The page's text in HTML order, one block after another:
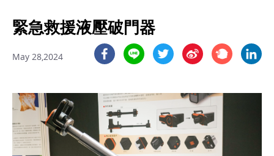
緊急救援液壓破門器
May 28,2024